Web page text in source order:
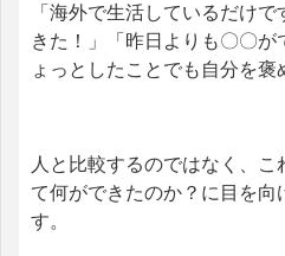
「海外で生活しているだけ
きた！」「昨日よりも〇〇
ょっとしたことでも自分を褒
人と比較するのではなく、
て何ができたのか？に目を
す。